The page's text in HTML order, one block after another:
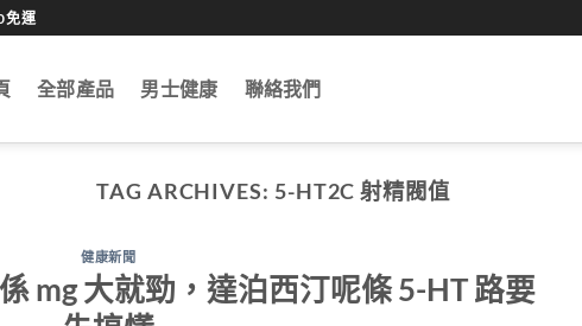
免運
全部產品 男士健康 聯絡我們
TAG ARCHIVES: 5-HT2C 射精閥值
健康新聞
mg 大就勁，達泊西汀呢條 5-HT 路要